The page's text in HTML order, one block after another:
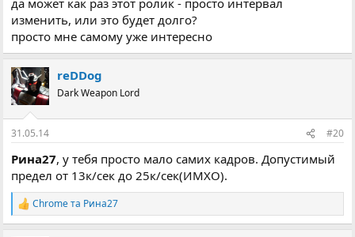
изменить, или это будет долго?
просто мне самому уже интересно
reDDog
Dark Weapon Lord
31.05.14 #20
Рина27, у тебя просто мало самих кадров. Допустимый
предел от 13к/сек до 25к/сек(ИМХО).
Р
е
Chromeта Рина27